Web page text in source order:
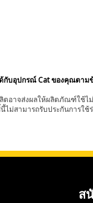
บอุปกรณ์ Cat ของคุณตาม
ลิตอาจส่งผลให้ผลิตภัณฑ์ใ
ไม่สามารถรับประกันการใ
ส